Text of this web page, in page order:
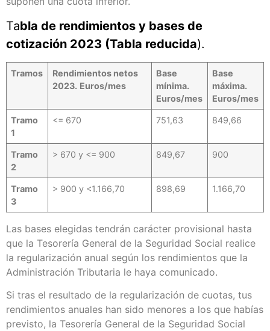
Tabla de rendimientos y bases de
cotización 2023 (Tabla reducida).
Tramos
Rendimientos netos
2023. Euros/mes
Base
mínima.
Euros/mes
Base
máxima.
Euros/mes
Tramo
1
<= 670 751,63 849,66
Tramo
2
> 670 y <= 900 849,67 900
Tramo
3
> 900 y <1.166,70 898,69 1.166,70
Las bases elegidas tendrán carácter provisional hasta
que la Tesorería General de la Seguridad Social realice
la regularización anual según los rendimientos que la
Administración Tributaria le haya comunicado.
Si tras el resultado de la regularización de cuotas, tus
rendimientos anuales han sido menores a los que habías
previsto, la Tesorería General de la Seguridad Social